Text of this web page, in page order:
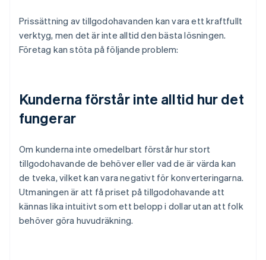
Prissättning av tillgodohavanden kan vara ett kraftfullt
verktyg, men det är inte alltid den bästa lösningen.
Företag kan stöta på följande problem:
Kunderna förstår inte alltid hur det
fungerar
Om kunderna inte omedelbart förstår hur stort
tillgodohavande de behöver eller vad de är värda kan
de tveka, vilket kan vara negativt för konverteringarna.
Utmaningen är att få priset på tillgodohavande att
kännas lika intuitivt som ett belopp i dollar utan att folk
behöver göra huvudräkning.